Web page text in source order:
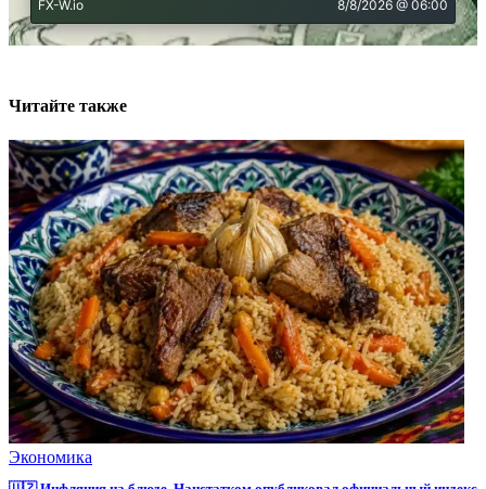
Читайте также
Экономика